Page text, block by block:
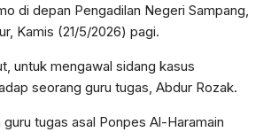
di depan Pengadilan Negeri Sampang,
Kamis (21/5/2026) pagi.
untuk mengawal sidang kasus
seorang guru tugas, Abdur Rozak.
guru tugas asal Ponpes Al-Haramain